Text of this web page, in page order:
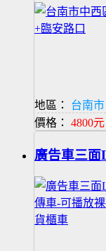
地區：
台南
價格： 4800
廣告車三